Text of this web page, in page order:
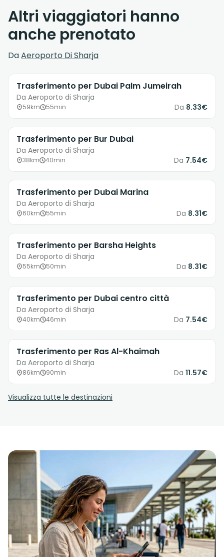
Altri viaggiatori hanno
anche prenotato
DaAeroporto Di Sharja
Trasferimento per Dubai Palm Jumeirah
Da Aeroporto di Sharja
59km 55min Da 8.33€
Trasferimento per Bur Dubai
Da Aeroporto di Sharja
38km 40min Da 7.54€
Trasferimento per Dubai Marina
Da Aeroporto di Sharja
60km 55min Da 8.31€
Trasferimento per Barsha Heights
Da Aeroporto di Sharja
55km 50min Da 8.31€
Trasferimento per Dubai centro città
Da Aeroporto di Sharja
40km 46min Da 7.54€
Trasferimento per Ras Al-Khaimah
Da Aeroporto di Sharja
86km 90min Da 11.57€
Visualizza tutte le destinazioni